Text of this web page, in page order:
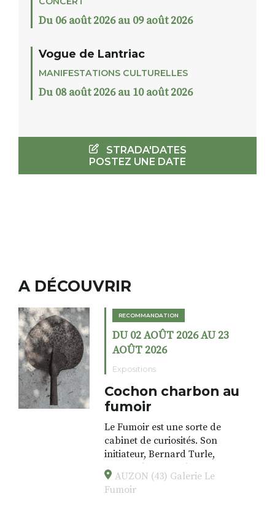
Du 06 août 2026 au 09 août 2026
Vogue de Lantriac
MANIFESTATIONS CULTURELLES
Du 08 août 2026 au 10 août 2026
STRADA'DATES
POSTEZ UNE DATE
A DÉCOUVRIR
RECOMMANDATION
DU 02 AOÛT 2026 AU 23
AOÛT 2026
Expositions
Cochon charbon au
fumoir
Le Fumoir est une sorte de
cabinet de curiosités. Son
initiateur, Bernard Turle,
s’amuse à donner à voir des
associations fertiles, graves ou
drôles, parfois fumeuses. Des
AUZON (43) Galerie Le
Fumoir